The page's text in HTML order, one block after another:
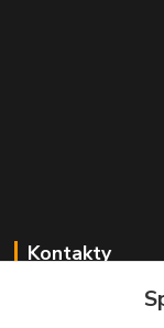
Kontakty
+421 2 529 67